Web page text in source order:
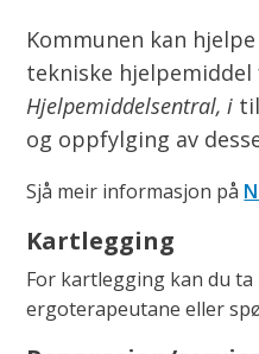
Kommunen kan
tekniske
Hjelpemiddelsentral, i
og oppfylging av
Sjå meir informasjon på
Kartlegging
For kartlegging kan du
ergoterapeutane eller